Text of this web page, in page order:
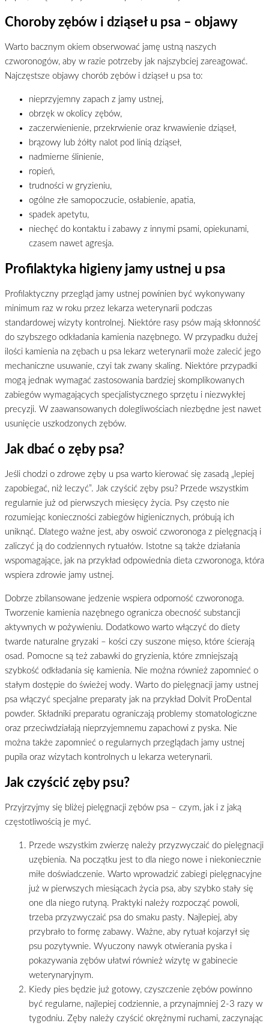
Choroby zębów i dziąseł u psa – objawy
Warto bacznym okiem obserwować jamę ustną naszych
czworonogów, aby w razie potrzeby jak najszybciej zareagować.
Najczęstsze objawy chorób zębów i dziąseł u psa to:
nieprzyjemny zapach z jamy ustnej,
obrzęk w okolicy zębów,
zaczerwienienie, przekrwienie oraz krwawienie dziąseł,
brązowy lub żółty nalot pod linią dziąseł,
nadmierne ślinienie,
ropień,
trudności w gryzieniu,
ogólne złe samopoczucie, osłabienie, apatia,
spadek apetytu,
niechęć do kontaktu i zabawy z innymi psami, opiekunami,
czasem nawet agresja.
Profilaktyka higieny jamy ustnej u psa
Profilaktyczny przegląd jamy ustnej powinien być wykonywany
minimum raz w roku przez lekarza weterynarii podczas
standardowej wizyty kontrolnej. Niektóre rasy psów mają skłonność
do szybszego odkładania kamienia nazębnego. W przypadku dużej
ilości kamienia na zębach u psa lekarz weterynarii może zalecić jego
mechaniczne usuwanie, czyi tak zwany skaling. Niektóre przypadki
mogą jednak wymagać zastosowania bardziej skomplikowanych
zabiegów wymagających specjalistycznego sprzętu i niezwykłej
precyzji. W zaawansowanych dolegliwościach niezbędne jest nawet
usunięcie uszkodzonych zębów.
Jak dbać o zęby psa?
Jeśli chodzi o zdrowe zęby u psa warto kierować się zasadą „lepiej
zapobiegać, niż leczyć”. Jak czyścić zęby psu? Przede wszystkim
regularnie już od pierwszych miesięcy życia. Psy często nie
rozumiejąc konieczności zabiegów higienicznych, próbują ich
uniknąć. Dlatego ważne jest, aby oswoić czworonoga z pielęgnacją i
zaliczyć ją do codziennych rytuałów. Istotne są także działania
wspomagające, jak na przykład odpowiednia dieta czworonoga, która
wspiera zdrowie jamy ustnej.
Dobrze zbilansowane jedzenie wspiera odporność czworonoga.
Tworzenie kamienia nazębnego ogranicza obecność substancji
aktywnych w pożywieniu. Dodatkowo warto włączyć do diety
twarde naturalne gryzaki – kości czy suszone mięso, które ścierają
osad. Pomocne są też zabawki do gryzienia, które zmniejszają
szybkość odkładania się kamienia. Nie można również zapomnieć o
stałym dostępie do świeżej wody. Warto do pielęgnacji jamy ustnej
psa włączyć specjalne preparaty jak na przykład Dolvit ProDental
powder. Składniki preparatu ograniczają problemy stomatologiczne
oraz przeciwdziałają nieprzyjemnemu zapachowi z pyska. Nie
można także zapomnieć o regularnych przeglądach jamy ustnej
pupila oraz wizytach kontrolnych u lekarza weterynarii.
Jak czyścić zęby psu?
Przyjrzyjmy się bliżej pielęgnacji zębów psa – czym, jak i z jaką
częstotliwością je myć.
Przede wszystkim zwierzę należy przyzwyczaić do pielęgnacji
uzębienia. Na początku jest to dla niego nowe i niekoniecznie
miłe doświadczenie. Warto wprowadzić zabiegi pielęgnacyjne
już w pierwszych miesiącach życia psa, aby szybko stały się
one dla niego rutyną. Praktyki należy rozpocząć powoli,
trzeba przyzwyczaić psa do smaku pasty. Najlepiej, aby
przybrało to formę zabawy. Ważne, aby rytuał kojarzył się
psu pozytywnie. Wyuczony nawyk otwierania pyska i
pokazywania zębów ułatwi również wizytę w gabinecie
weterynaryjnym.
Kiedy pies będzie już gotowy, czyszczenie zębów powinno
być regularne, najlepiej codziennie, a przynajmniej 2-3 razy w
tygodniu. Zęby należy czyścić okrężnymi ruchami, zaczynając